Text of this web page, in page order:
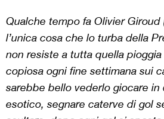
Qualche tempo fa Olivier Giroud
l’unica cosa che lo turba della
non resiste a tutta quella
copiosa ogni fine settimana sui
sarebbe bello vederlo giocare
esotico, segnare caterve di gol